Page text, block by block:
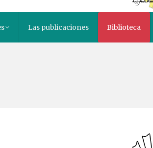
Las publicaciones Biblioteca